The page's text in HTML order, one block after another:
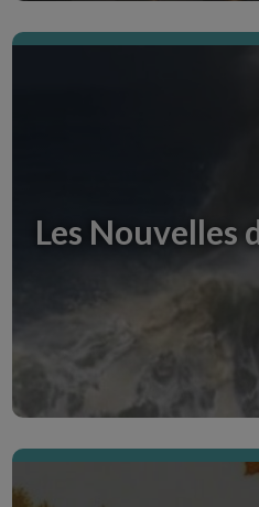
Les Nouvelles